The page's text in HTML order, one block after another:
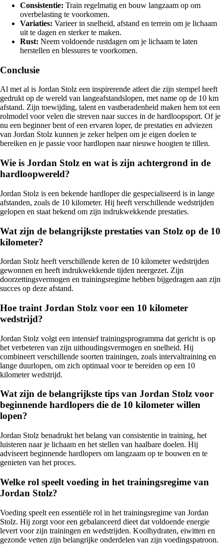
Consistentie: Train regelmatig en bouw langzaam op om
overbelasting te voorkomen.
Variaties: Varieer in snelheid, afstand en terrein om je lichaam
uit te dagen en sterker te maken.
Rust: Neem voldoende rustdagen om je lichaam te laten
herstellen en blessures te voorkomen.
Conclusie
Al met al is Jordan Stolz een inspirerende atleet die zijn stempel heeft
gedrukt op de wereld van langeafstandslopen, met name op de 10 km
afstand. Zijn toewijding, talent en vastberadenheid maken hem tot een
rolmodel voor velen die streven naar succes in de hardloopsport. Of je
nu een beginner bent of een ervaren loper, de prestaties en adviezen
van Jordan Stolz kunnen je zeker helpen om je eigen doelen te
bereiken en je passie voor hardlopen naar nieuwe hoogten te tillen.
Wie is Jordan Stolz en wat is zijn achtergrond in de
hardloopwereld?
Jordan Stolz is een bekende hardloper die gespecialiseerd is in lange
afstanden, zoals de 10 kilometer. Hij heeft verschillende wedstrijden
gelopen en staat bekend om zijn indrukwekkende prestaties.
Wat zijn de belangrijkste prestaties van Stolz op de 10
kilometer?
Jordan Stolz heeft verschillende keren de 10 kilometer wedstrijden
gewonnen en heeft indrukwekkende tijden neergezet. Zijn
doorzettingsvermogen en trainingsregime hebben bijgedragen aan zijn
succes op deze afstand.
Hoe traint Jordan Stolz voor een 10 kilometer
wedstrijd?
Jordan Stolz volgt een intensief trainingsprogramma dat gericht is op
het verbeteren van zijn uithoudingsvermogen en snelheid. Hij
combineert verschillende soorten trainingen, zoals intervaltraining en
lange duurlopen, om zich optimaal voor te bereiden op een 10
kilometer wedstrijd.
Wat zijn de belangrijkste tips van Jordan Stolz voor
beginnende hardlopers die de 10 kilometer willen
lopen?
Jordan Stolz benadrukt het belang van consistentie in training, het
luisteren naar je lichaam en het stellen van haalbare doelen. Hij
adviseert beginnende hardlopers om langzaam op te bouwen en te
genieten van het proces.
Welke rol speelt voeding in het trainingsregime van
Jordan Stolz?
Voeding speelt een essentiële rol in het trainingsregime van Jordan
Stolz. Hij zorgt voor een gebalanceerd dieet dat voldoende energie
levert voor zijn trainingen en wedstrijden. Koolhydraten, eiwitten en
gezonde vetten zijn belangrijke onderdelen van zijn voedingspatroon.